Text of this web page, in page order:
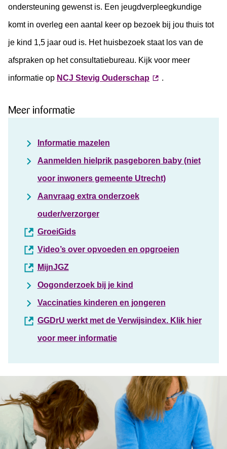
ondersteuning gewenst is. Een jeugdverpleegkundige
komt in overleg een aantal keer op bezoek bij jou thuis tot
je kind 1,5 jaar oud is. Het huisbezoek staat los van de
afspraken op het consultatiebureau. Kijk voor meer
informatie op NCJ Stevig Ouderschap .
Meer informatie
Informatie mazelen
Aanmelden hielprik pasgeboren baby (niet
voor inwoners gemeente Utrecht)
Aanvraag extra onderzoek
ouder/verzorger
GroeiGids
Video’s over opvoeden en opgroeien
MijnJGZ
Oogonderzoek bij je kind
Vaccinaties kinderen en jongeren
GGDrU werkt met de Verwijsindex. Klik hier
voor meer informatie